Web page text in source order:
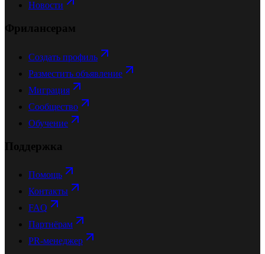
Новости
Фрилансерам
Создать профиль
Разместить объявление
Миграция
Сообщество
Обучение
Поддержка
Помощь
Контакты
FAQ
Партнёрам
PR-менеджер